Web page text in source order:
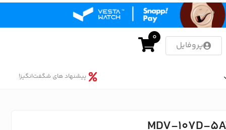
پروفایل
0
پیشنهاد های شگفت‌انگیز!